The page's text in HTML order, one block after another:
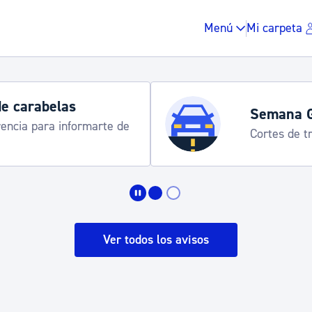
Menú Mi carpeta
Espacio público,
Semana Grande 2026:
8-15 agosto
Ver todos los avisos